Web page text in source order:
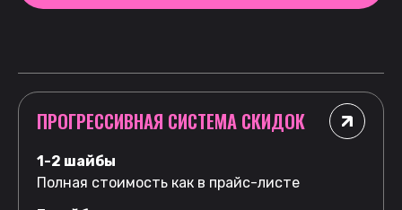
ПРОГРЕССИВНАЯ СИСТЕМА СКИДОК
1-2 шайбы
Полная стоимость как в прайс-листе